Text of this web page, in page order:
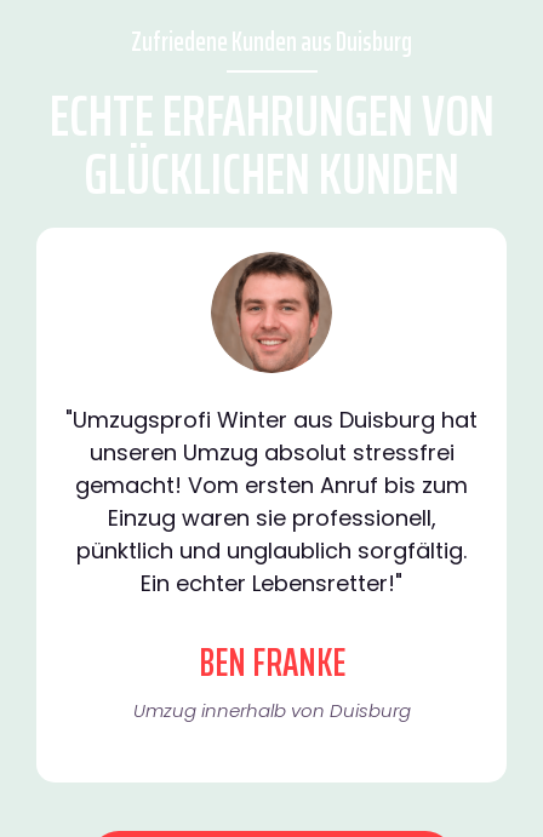
Zufriedene Kunden aus Duisburg
ECHTE ERFAHRUNGEN VON
GLÜCKLICHEN KUNDEN
"Umzugsprofi Winter aus Duisburg hat
unseren Umzug absolut stressfrei
gemacht! Vom ersten Anruf bis zum
Einzug waren sie professionell,
pünktlich und unglaublich sorgfältig.
Ein echter Lebensretter!"
BEN FRANKE
Umzug innerhalb von Duisburg​